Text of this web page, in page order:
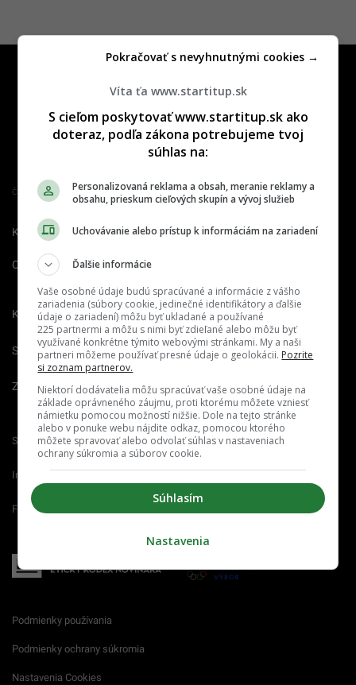
Člen združenia IAB Slovakia
Kontakt Inzercia Cenník
O nás Redakcia
Kariéra
Spravovať notifikácie
Zrušiť predplatné
Startitup.sk Fontech.sk Odzadu.sk
Interez.sk Emefka.sk Receptik.sk
Femm.sk
Podmienky používania
Podmienky ochrany súkromia
Nastavenia Cookies
Víta ťa www.startitup.sk
S cieľom poskytovať www.startitup.sk ako
doteraz, podľa zákona potrebujeme tvoj
súhlas na:
Personalizovaná reklama a obsah, meranie reklamy a
obsahu, prieskum cieľových skupín a vývoj služieb
Uchovávanie alebo prístup k informáciám na zariadení
Ďalšie informácie
Vaše osobné údaje budú spracúvané a informácie z vášho
zariadenia (súbory cookie, jedinečné identifikátory a ďalšie
údaje o zariadení) môžu byť ukladané a používané
225 partnermi a môžu s nimi byť zdieľané alebo môžu byť
využívané konkrétne týmito webovými stránkami. My a naši
partneri môžeme používať presné údaje o geolokácii. Pozrite
si zoznam partnerov.
Niektorí dodávatelia môžu spracúvať vaše osobné údaje na
základe oprávneného záujmu, proti ktorému môžete vzniesť
námietku pomocou možností nižšie. Dole na tejto stránke
alebo v ponuke webu nájdite odkaz, pomocou ktorého
môžete spravovať alebo odvolať súhlas v nastaveniach
ochrany súkromia a súborov cookie.
Súhlasím
Pokračovať s nevyhnutnými cookies →
Nastavenia